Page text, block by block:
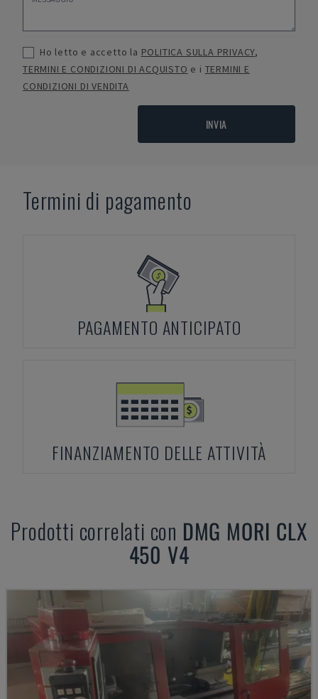
Ho letto e accetto la POLITICA SULLA PRIVACY,
TERMINI E CONDIZIONI DI ACQUISTO e i TERMINI E
CONDIZIONI DI VENDITA
INVIA
Termini di pagamento
PAGAMENTO ANTICIPATO
FINANZIAMENTO DELLE ATTIVITÀ
Prodotti correlati con DMG MORI CLX
450 V4